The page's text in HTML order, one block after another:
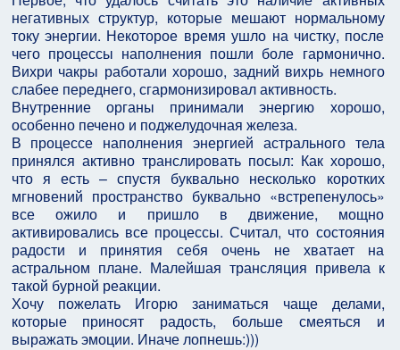
негативных структур, которые мешают нормальному
току энергии. Некоторое время ушло на чистку, после
чего процессы наполнения пошли боле гармонично.
Вихри чакры работали хорошо, задний вихрь немного
слабее переднего, сгармонизировал активность.
Внутренние органы принимали энергию хорошо,
особенно печено и поджелудочная железа.
В процессе наполнения энергией астрального тела
принялся активно транслировать посыл: Как хорошо,
что я есть – спустя буквально несколько коротких
мгновений пространство буквально «встрепенулось»
все ожило и пришло в движение, мощно
активировались все процессы. Считал, что состояния
радости и принятия себя очень не хватает на
астральном плане. Малейшая трансляция привела к
такой бурной реакции.
Хочу пожелать Игорю заниматься чаще делами,
которые приносят радость, больше смеяться и
выражать эмоции. Иначе лопнешь:)))